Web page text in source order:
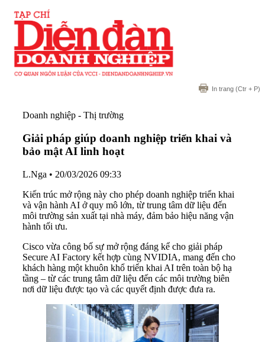
In trang (Ctr + P)
Doanh nghiệp - Thị trường
Giải pháp giúp doanh nghiệp triển khai và
bảo mật AI linh hoạt
L.Nga • 20/03/2026 09:33
Kiến trúc mở rộng này cho phép doanh nghiệp triển khai
và vận hành AI ở quy mô lớn, từ trung tâm dữ liệu đến
môi trường sản xuất tại nhà máy, đảm bảo hiệu năng vận
hành tối ưu.
Cisco vừa công bố sự mở rộng đáng kể cho giải pháp
Secure AI Factory kết hợp cùng NVIDIA, mang đến cho
khách hàng một khuôn khổ triển khai AI trên toàn bộ hạ
tầng – từ các trung tâm dữ liệu đến các môi trường biên
nơi dữ liệu được tạo và các quyết định được đưa ra.